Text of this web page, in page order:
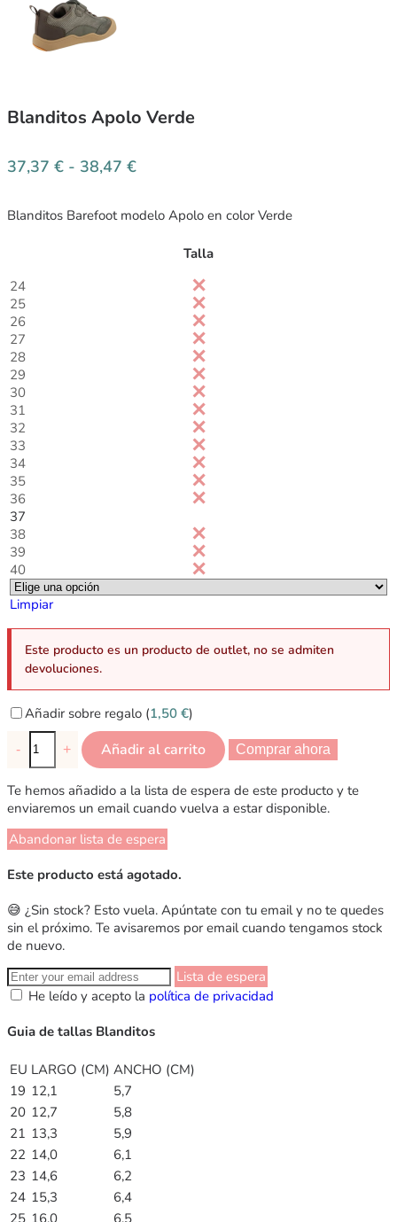
Blanditos Apolo Verde
37,37 € - 38,47 €
Blanditos Barefoot modelo Apolo en color Verde
Talla
24
25
26
27
28
29
30
31
32
33
34
35
36
37
38
39
40
Limpiar
Este producto es un producto de outlet, no se admiten
devoluciones.
Añadir sobre regalo (1,50 €)
- + Añadir al carrito Comprar ahora
Te hemos añadido a la lista de espera de este producto y te
enviaremos un email cuando vuelva a estar disponible.
Abandonar lista de espera
Este producto está agotado.
😅 ¿Sin stock? Esto vuela. Apúntate con tu email y no te quedes
sin el próximo. Te avisaremos por email cuando tengamos stock
de nuevo.
Lista de espera
He leído y acepto la política de privacidad
Guia de tallas Blanditos
EU LARGO (CM) ANCHO (CM)
19 12,1
5,7
20 12,7
5,8
21 13,3
5,9
22 14,0
6,1
23 14,6
6,2
24 15,3
6,4
25 16,0
6,5